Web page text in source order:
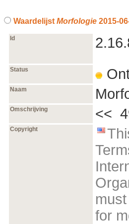
Waardelijst Morfologie
Id
Status
Naam
Omschrijving <<
Copyright
for